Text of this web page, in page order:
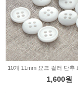
1,600원